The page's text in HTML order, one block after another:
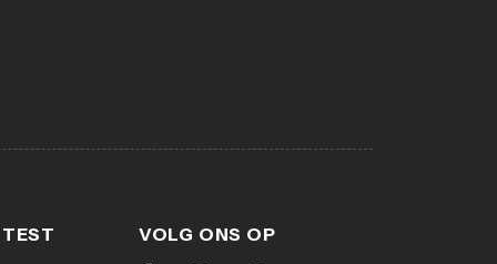
VOLG ONS OP